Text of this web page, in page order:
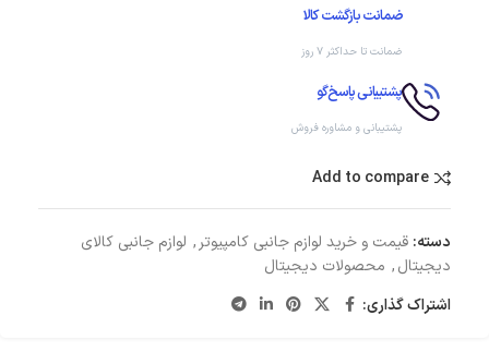
ضمانت بازگشت کالا
ضمانت تا حداکثر ۷ روز
پشتیبانی پاسخ‌گو
پشتیبانی و مشاوره فروش
Add to compare
دسته: قیمت و خرید لوازم جانبی کامپیوتر , لوازم جانبی کالای
دیجیتال, محصولات دیجیتال
اشتراک گذاری: